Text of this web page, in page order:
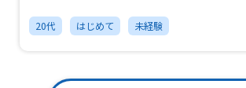
20代 はじめて 未経験